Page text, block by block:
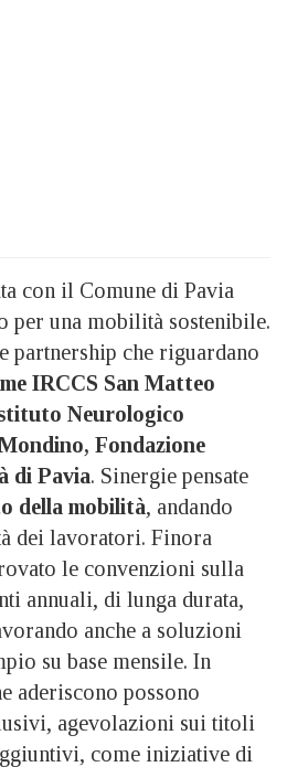
con il Comune di Pavia
per una mobilità sostenibile.
partnership che riguardano
IRCCS San Matteo
Neurologico
Fondazione
di Pavia. Sinergie pensate
della mobilità, andando
dei lavoratori. Finora
le convenzioni sulla
annuali, di lunga durata,
anche a soluzioni
su base mensile. In
aderiscono possono
agevolazioni sui titoli
come iniziative di